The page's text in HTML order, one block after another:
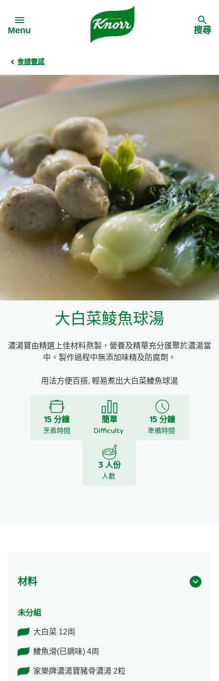
Menu
Back
料理方式
季節節慶
多國料理
料理種類
Back
家樂牌產品
家樂牌純鮮雞粉
家樂牌雞粉
家樂牌鮮菇粉
家樂牌濃湯寶
家樂牌雞汁
家樂牌快熟通心粉
家樂牌鷹粟粉
家樂牌雞湯粒
家樂牌純鮮清雞湯
Back
甚麼是愛環境食材
愛環境食材名單
愛環境食材食譜
愛環境食材篩選條件
搜尋
食譜靈感
大白菜鯪魚球湯
濃湯寶由精選上佳材料熬製，營養及精華充分匯聚於濃湯當
中。製作過程中無添加味精及防腐劑。
用法方便百搭, 輕易煮出大白菜鯪魚球湯
15 分鐘
烹煮時間
簡單
Difficulty
15 分鐘
準備時間
3 人份
人數
材料
未分組
大白菜 12両
鯪魚滑(已調味) 4両
家樂牌濃湯寶豬骨濃湯 2粒